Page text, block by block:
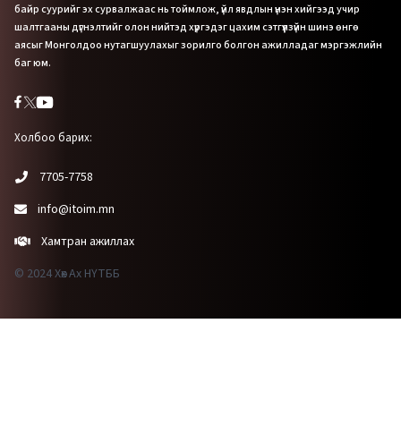
байр суурийг эх сурвалжаас нь тоймлож, үйл явдлын үнэн хийгээд учир
шалтгааны дүгнэлтийг олон нийтэд хүргэдэг цахим сэтгүүлзүйн шинэ өнгө
аясыг Монголдоо нутагшуулахыг зорилго болгон ажилладаг мэргэжлийн
баг юм.
Холбоо барих:
7705-7758
info@itoim.mn
Хамтран ажиллах
© 2024 Хөх Ах НҮТББ